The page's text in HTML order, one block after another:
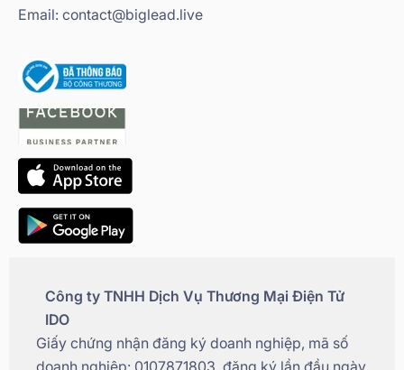
Email: contact@biglead.live
Công ty TNHH Dịch Vụ Thương Mại Điện Tử
IDO
Giấy chứng nhận đăng ký doanh nghiệp, mã số
doanh nghiệp: 0107871803, đăng ký lần đầu ngày